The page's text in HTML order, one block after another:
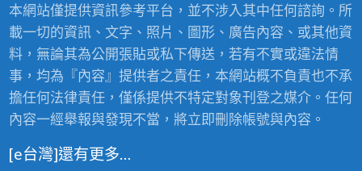
本網站僅提供資訊參考平台，並不涉入其中任何諮詢。所
載一切的資訊、文字、照片、圖形、廣告內容、或其他資
料，無論其為公開張貼或私下傳送，若有不實或違法情
事，均為『內容』提供者之責任，本網站概不負責也不承
擔任何法律責任，僅係提供不特定對象刊登之媒介。任何
內容一經舉報與發現不當，將立即刪除帳號與內容。
[e台灣]還有更多…